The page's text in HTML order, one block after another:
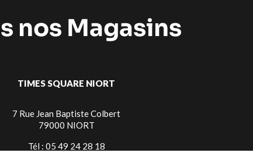
nos Magasins
TIMES SQUARE NIORT
7 Rue Jean Baptiste Colbert
79000 NIORT
Tél : 05 49 24 28 18